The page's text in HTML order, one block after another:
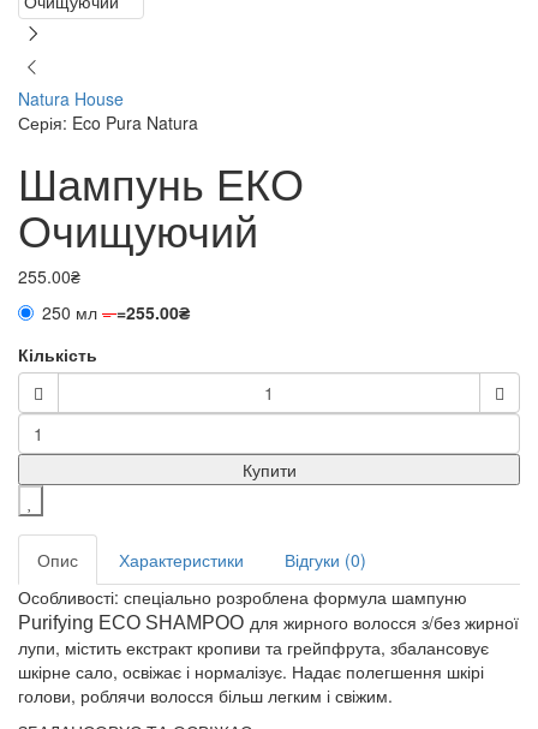
Natura House
Серія: Eco Pura Natura
Шампунь ЕКО
Очищуючий
255.00₴
250 мл ==255.00₴
Кількість
Купити
Опис Характеристики
Відгуки (0)
Особливості: спеціально розроблена формула шампуню
Purifying ECO SHAMPOO для жирного волосся з/без жирної
лупи, містить екстракт кропиви та грейпфрута, збалансовує
шкірне сало, освіжає і нормалізує. Надає полегшення шкірі
голови, роблячи волосся більш легким і свіжим.